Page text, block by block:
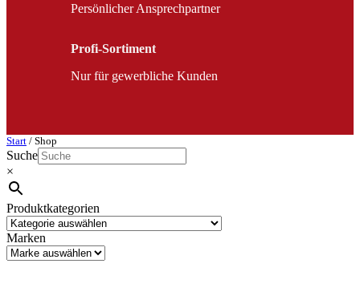
Persönlicher Ansprechpartner
Profi-Sortiment
Nur für gewerbliche Kunden
Start / Shop
Suche
×
Produktkategorien
Marken